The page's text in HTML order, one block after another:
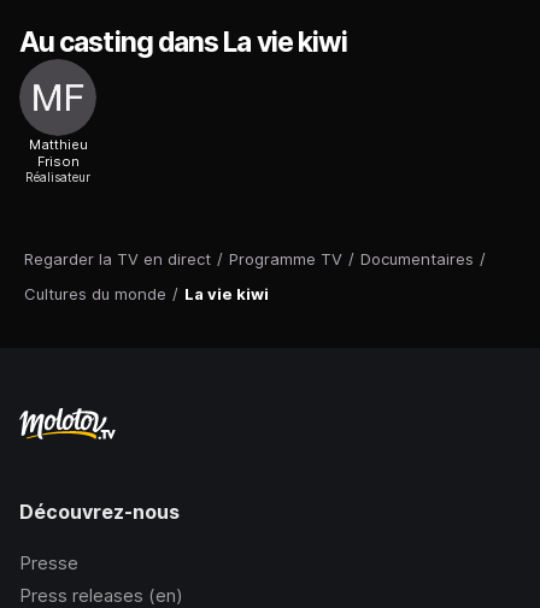
Regarder la TV en direct / Programme TV / Documentaires /
Cultures du monde / La vie kiwi
Au casting dans La vie kiwi
Matthieu
Frison
Réalisateur
Découvrez-nous
Presse
Press releases (en)